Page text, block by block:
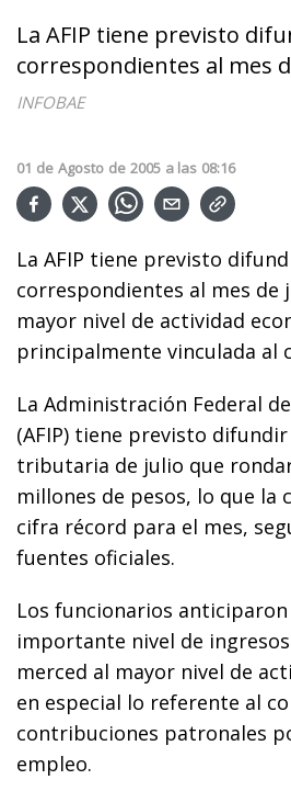
La AFIP tiene previsto
correspondientes al mes
INFOBAE
01 de Agosto de 2005 a las 08:16
La AFIP tiene previsto
correspondientes al mes de
mayor nivel de actividad
principalmente vinculada al
La Administración Federal
(AFIP) tiene previsto
tributaria de julio que
millones de pesos, lo que la
cifra récord para el mes,
fuentes oficiales.
Los funcionarios
importante nivel de
merced al mayor nivel de
en especial lo referente al
contribuciones patronales
empleo.